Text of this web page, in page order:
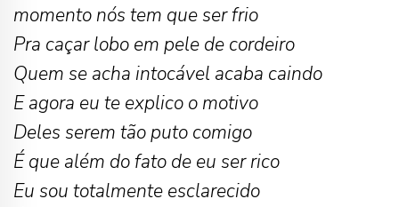
momento nós tem que ser frio
Pra caçar lobo em pele de cordeiro
Quem se acha intocável acaba caindo
E agora eu te explico o motivo
Deles serem tão puto comigo
É que além do fato de eu ser rico
Eu sou totalmente esclarecido